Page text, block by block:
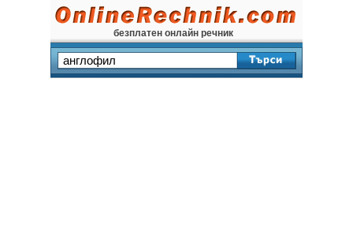
безплатен онлайн речник